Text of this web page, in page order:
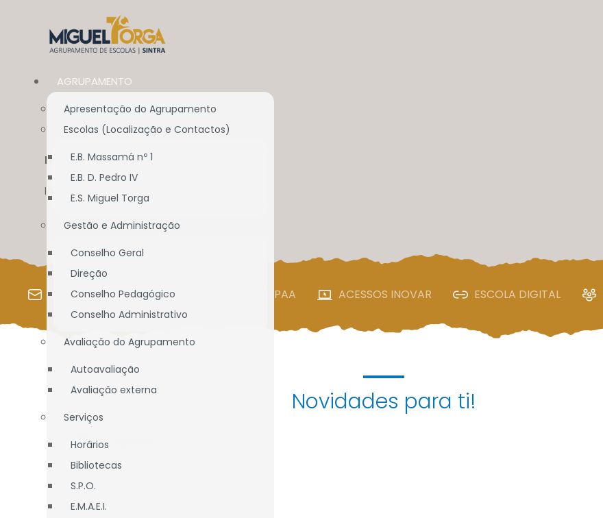
AGRUPAMENTO
Apresentação do Agrupamento
Escolas (Localização e Contactos)
E.B. Massamá nº 1
E.B. D. Pedro IV
E.S. Miguel Torga
Gestão e Administração
Conselho Geral
Direção
Conselho Pedagógico
Conselho Administrativo
Avaliação do Agrupamento
Autoavaliação
Avaliação externa
Serviços
Horários
Bibliotecas
S.P.O.
E.M.A.E.I.
NOVIDADES PARA TI
Início // Alunos / E.E.
WEBMAIL SIGE PAA ACESSOS INOVAR ESCOLA DIGITAL
Novidades para ti!